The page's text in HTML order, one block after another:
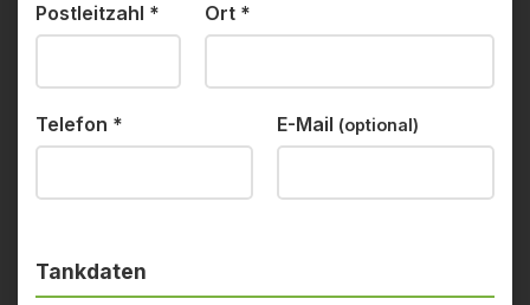
Postleitzahl * Ort *
Telefon * E-Mail (optional)
Tankdaten